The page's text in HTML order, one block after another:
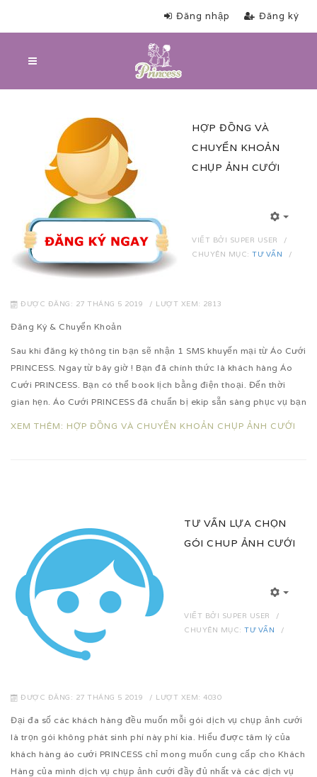
Đăng nhập Đăng ký
HỢP ĐỒNG VÀ
CHUYỂN KHOẢN
CHỤP ẢNH CƯỚI
VIẾT BỞI SUPER USER
CHUYÊN MỤC: TƯ VẤN
ĐƯỢC ĐĂNG: 27 THÁNG 5 2019 LƯỢT XEM: 2813
Đăng Ký & Chuyển Khoản
Sau khi đăng ký thông tin bạn sẽ nhận 1 SMS khuyến mại từ Áo Cưới
PRINCESS. Ngay từ bây giờ ! Bạn đã chính thức là khách hàng Áo
Cưới PRINCESS. Bạn có thể book lịch bằng điện thoại. Đến thời
gian hẹn. Áo Cưới PRINCESS đã chuẩn bị ekip sẵn sàng phục vụ bạn
XEM THÊM: HỢP ĐỒNG VÀ CHUYỂN KHOẢN CHỤP ẢNH CƯỚI
TƯ VẤN LỰA CHỌN
GÓI CHUP ẢNH CƯỚI
VIẾT BỞI SUPER USER
CHUYÊN MỤC: TƯ VẤN
ĐƯỢC ĐĂNG: 27 THÁNG 5 2019 LƯỢT XEM: 4030
Đại đa số các khách hàng đều muốn mỗi gói dịch vụ chụp ảnh cưới
là trọn gói không phát sinh phí này phí kia. Hiểu được tâm lý của
khách hàng áo cưới PRINCESS chỉ mong muốn cung cấp cho Khách
Hàng của mình dịch vụ chụp ảnh cưới đầy đủ nhất và các dịch vụ